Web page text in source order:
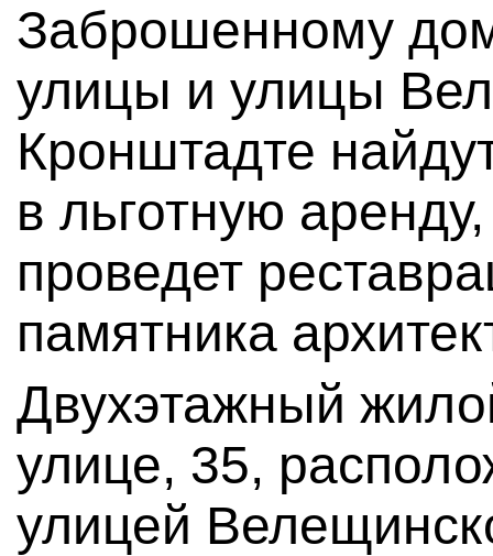
Заброшенному
улицы и улицы
Кронштадте
в льготную
проведет
памятника
Двухэтажный
улице, 35,
улицей